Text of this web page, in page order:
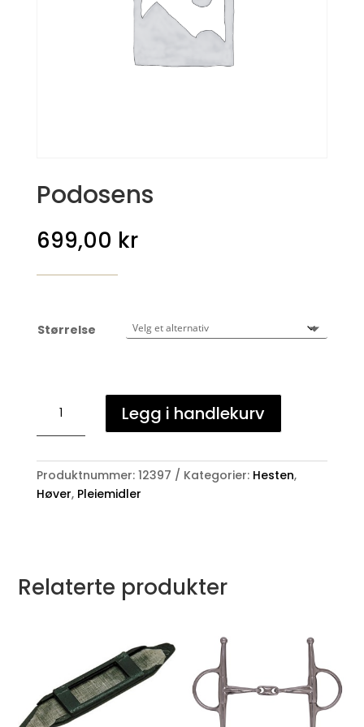
Podosens
699,00 kr
Størrelse
antall
Legg i handlekurv
Produktnummer: 12397 Kategorier: Hesten,
Høver, Pleiemidler
Relaterte produkter